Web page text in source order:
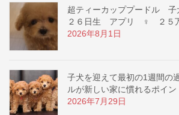
超ティーカッププードル
２６日生 アプリ ♀ ２５
2026年8月1日
子犬を迎えて最初の1週間の
ルが新しい家に慣れるポイン
2026年7月29日